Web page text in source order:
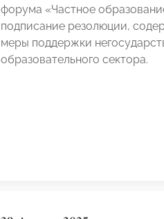
форума «Частное
подписание резолюции,
меры поддержки
образовательного сектора.